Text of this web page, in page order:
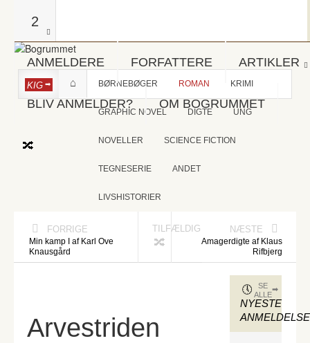
2
ANMELDERE FORFATTERE ARTIKLER
BLIV ANMELDER? OM BOGRUMMET
KIG BØRNEBØGER ROMAN KRIMI
GRAPHIC NOVEL DIGTE UNG
NOVELLER SCIENCE FICTION
TEGNESERIE ANDET
LIVSHISTORIER
FORRIGE
Min kamp I af Karl Ove
Knausgård
TILFÆLDIG NÆSTE
Amagerdigte af Klaus
Rifbjerg
Arvestriden
NYESTE
SE
ALLE